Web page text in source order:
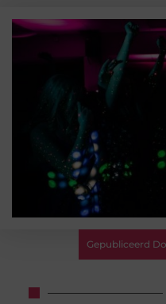
Gepubliceerd